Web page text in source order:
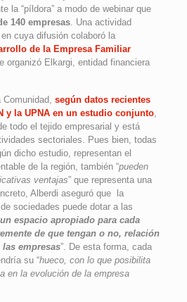
la “píldora” a modo de webinar que
140 empresas. Una actividad
cuya difusión colaboró la
de la Empresa Familiar
organizó Elkargi, entidad financiera
Comunidad, según datos recientes
y la UPNA en un estudio conjunto,
todo el tejido empresarial y está
sectoriales. Pues bien, todas
dicho estudio, representan el
de la región, también “pueden
ventajas” que representa una
Alberdi aseguró que la
sociedades puede dotar a las
un espacio apropiado para cada
de que tengan o no, relación
empresas”. De esta forma, cada
su “hueco, con lo que posibilita
en la evolución de la empresa